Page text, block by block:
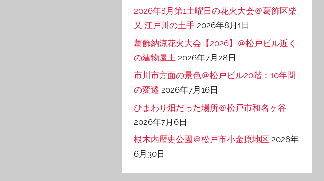
2026年8月第1土曜日の花火大会＠葛飾区柴
又 江戸川の土手 2026年8月1日
葛飾納涼花火大会【2026】＠松戸ビル近く
の建物屋上 2026年7月28日
市川市方面の景色＠松戸ビル20階：10年間
の変遷 2026年7月16日
ひまわり畑だった場所＠松戸市和名ヶ谷
2026年7月6日
根木内歴史公園＠松戸市小金原地区 2026年
6月30日